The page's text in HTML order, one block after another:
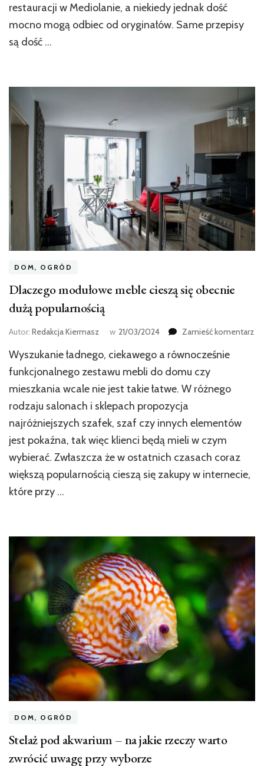
restauracji w Mediolanie, a niekiedy jednak dość
mocno mogą odbiec od oryginałów. Same przepisy
są dość …
DOM, OGRÓD
Dlaczego modułowe meble cieszą się obecnie
dużą popularnością
Autor: Redakcja Kiermasz w 21/03/2024 Zamieść komentarzwe
Wyszukanie ładnego, ciekawego a równocześnie
funkcjonalnego zestawu mebli do domu czy
mieszkania wcale nie jest takie łatwe. W różnego
rodzaju salonach i sklepach propozycja
najróżniejszych szafek, szaf czy innych elementów
jest pokaźna, tak więc klienci będą mieli w czym
wybierać. Zwłaszcza że w ostatnich czasach coraz
większą popularnością cieszą się zakupy w internecie,
które przy …
DOM, OGRÓD
Stelaż pod akwarium – na jakie rzeczy warto
zwrócić uwagę przy wyborze